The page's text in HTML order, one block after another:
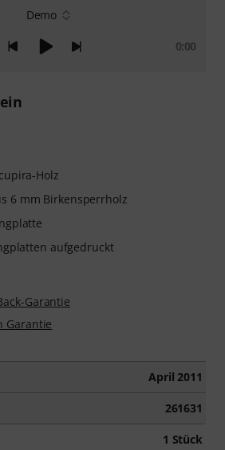
Demo
0:00
Holz
6 mm Birkensperrholz
aufgedruckt
Garantie
Garantie
April 2011
261631
1 Stück